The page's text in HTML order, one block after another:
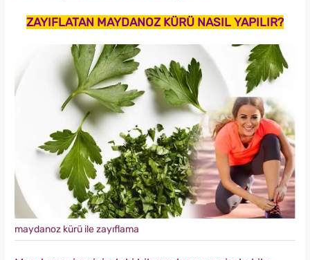
ZAYIFLATAN MAYDANOZ KÜRÜ NASIL YAPILIR?
maydanoz kürü ile zayıflama